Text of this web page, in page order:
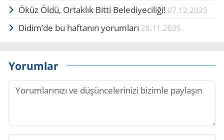
Öküz Öldü, Or­tak­lık Bitti Belediyeciliği! 07.12.2025
Didim’de bu haftanın yorumları 28.11.2025
Yorumlar